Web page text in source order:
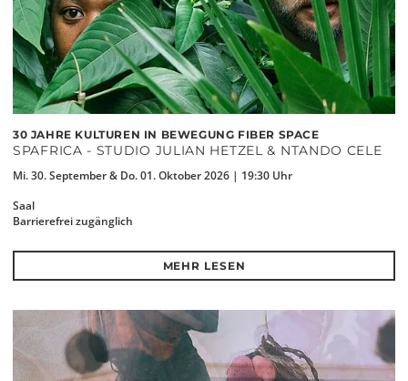
30 JAHRE KULTUREN IN BEWEGUNG FIBER SPACE
SPAFRICA - STUDIO JULIAN HETZEL & NTANDO CELE
Mi. 30. September & Do. 01. Oktober 2026 | 19:30 Uhr
Saal
Barrierefrei zugänglich
MEHR LESEN